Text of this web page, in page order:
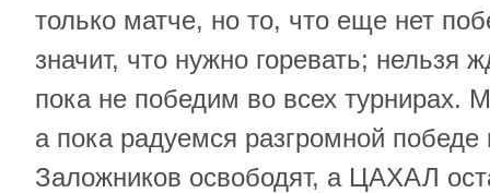
только матче, но то, что еще нет
значит, что нужно горевать; нельзя
пока не победим во всех турнирах.
а пока радуемся разгромной
Заложников освободят, а ЦАХАЛ